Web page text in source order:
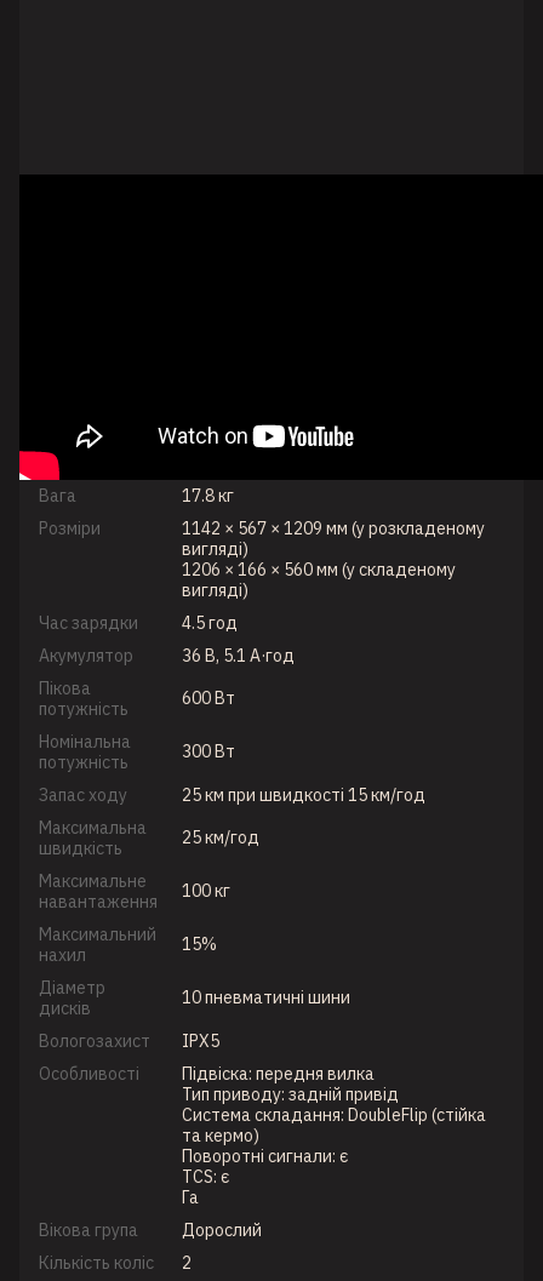
Вага
17.8 кг
Розміри
1142 × 567 × 1209 мм (у розкладеному
вигляді)
1206 × 166 × 560 мм (у складеному
вигляді)
Час зарядки
4.5 год
Акумулятор
36 В, 5.1 А·год
Пікова
потужність
600 Вт
Номінальна
потужність
300 Вт
Запас ходу
25 км при швидкості 15 км/год
Максимальна
швидкість
25 км/год
Максимальне
навантаження
100 кг
Максимальний
нахил
15%
Діаметр
дисків
10 пневматичні шини
Вологозахист
IPX5
Особливості
Підвіска: передня вилка
Тип приводу: задній привід
Система складання: DoubleFlip (стійка
та кермо)
Поворотні сигнали: є
TCS: є
Га
Вікова група
Дорослий
Кількість коліс
2